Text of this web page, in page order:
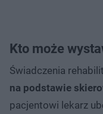
Kto może
Świadczenia
na podstawie
pacjentowi lekarz